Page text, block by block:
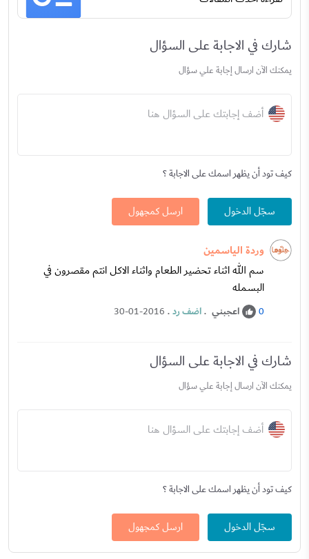
شارك في الاجابة على السؤال
يمكنك الآن ارسال إجابة علي سؤال
أضف إجابتك على السؤال هنا
كيف تود أن يظهر اسمك على الاجابة ؟
سجّل الدخول ارسل كمجهول
وردة الياسمين
سم الله اثناء تحضير الطعام واثناء الاكل انتم مقصرون في
البسمله
0 اعجبني .اضف رد.
30-01-2016
شارك في الاجابة على السؤال
يمكنك الآن ارسال إجابة علي سؤال
أضف إجابتك على السؤال هنا
كيف تود أن يظهر اسمك على الاجابة ؟
سجّل الدخول ارسل كمجهول